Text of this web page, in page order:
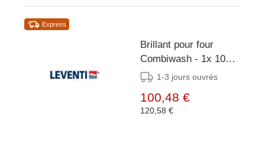
Express
Brillant pour four
Combiwash - 1x 10
Litres - Leventi
1-3 jours ouvrés
100,48 €
120,58 €